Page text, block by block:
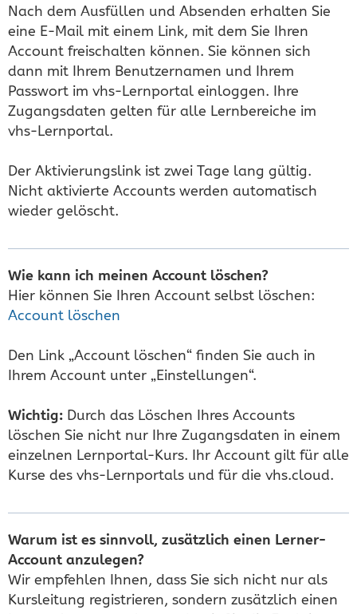
Nach dem Ausfüllen und Absenden erhalten Sie
eine E-Mail mit einem Link, mit dem Sie Ihren
Account freischalten können. Sie können sich
dann mit Ihrem Benutzernamen und Ihrem
Passwort im vhs-Lernportal einloggen. Ihre
Zugangsdaten gelten für alle Lernbereiche im
vhs-Lernportal.
Der Aktivierungslink ist zwei Tage lang gültig.
Nicht aktivierte Accounts werden automatisch
wieder gelöscht.
Wie kann ich meinen Account löschen?
Hier können Sie Ihren Account selbst löschen:
Account löschen
Den Link „Account löschen“ finden Sie auch in
Ihrem Account unter „Einstellungen“.
Wichtig: Durch das Löschen Ihres Accounts
löschen Sie nicht nur Ihre Zugangsdaten in einem
einzelnen Lernportal-Kurs. Ihr Account gilt für alle
Kurse des vhs-Lernportals und für die vhs.cloud.
Warum ist es sinnvoll, zusätzlich einen Lerner-
Account anzulegen?
Wir empfehlen Ihnen, dass Sie sich nicht nur als
Kursleitung registrieren, sondern zusätzlich einen